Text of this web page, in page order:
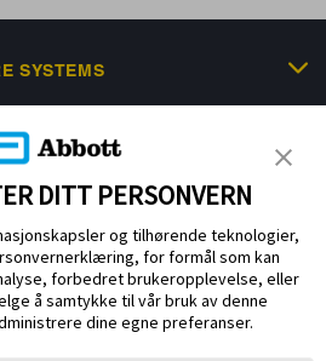
SYSTEMS
& EDUCATION
DITT PERSONVERN
og tilhørende teknologier,
for formål som kan
forbedret brukeropplevelse, eller
å samtykke til vår bruk av denne
dine egne preferanser.